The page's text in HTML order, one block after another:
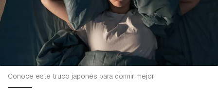
Conoce este truco japonés para dormir mejor